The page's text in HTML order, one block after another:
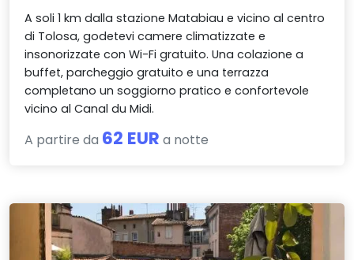
A soli 1 km dalla stazione Matabiau e vicino al centro
di Tolosa, godetevi camere climatizzate e
insonorizzate con Wi-Fi gratuito. Una colazione a
buffet, parcheggio gratuito e una terrazza
completano un soggiorno pratico e confortevole
vicino al Canal du Midi.
A partire da 62 EUR a notte